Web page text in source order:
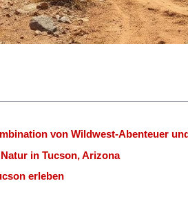
von Wildwest-Abenteuer
in Tucson, Arizona
erleben